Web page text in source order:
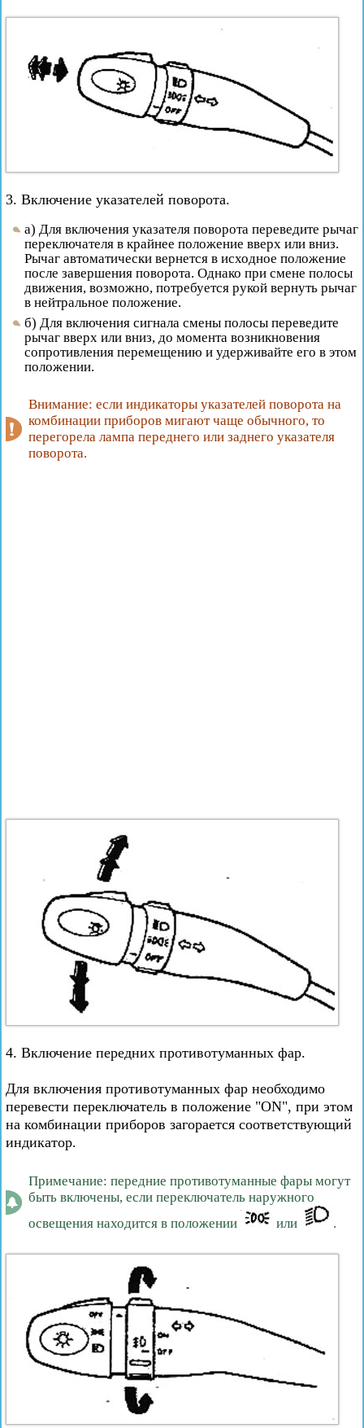
3. Включение указателей поворота.
а) Для включения указателя поворота переведите рычаг
переключателя в крайнее положение вверх или вниз.
Рычаг автоматически вернется в исходное положение
после завершения поворота. Однако при смене полосы
движения, возможно, потребуется рукой вернуть рычаг
в нейтральное положение.
б) Для включения сигнала смены полосы переведите
рычаг вверх или вниз, до момента возникновения
сопротивления перемещению и удерживайте его в этом
положении.
Внимание: если индикаторы указателей поворота на
комбинации приборов мигают чаще обычного, то
перегорела лампа переднего или заднего указателя
поворота.
4. Включение передних противотуманных фар.
Для включения противотуманных фар необходимо
перевести переключатель в положение "ON", при этом
на комбинации приборов загорается соответствующий
индикатор.
Примечание: передние противотуманные фары могут
быть включены, если переключатель наружного
освещения находится в положении
или .